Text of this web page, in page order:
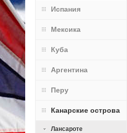
Испания
Мексика
Куба
Аргентина
Перу
Канарские острова
Лансароте